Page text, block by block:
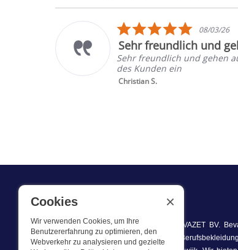
Reviews
5.0
star
rating
08/03/26
Sehr freundlich und
Sehr freundlich und gehen
des Kunden ein
Christian S.
WAS WIR TUN
Dieser Webshop ist Teil von BEVAZET BV.
kleinere Unternehmen mit
Cookies
Wir verwenden Cookies, um Ihre
Benutzererfahrung zu optimieren, den
Webverkehr zu analysieren und gezielte
×